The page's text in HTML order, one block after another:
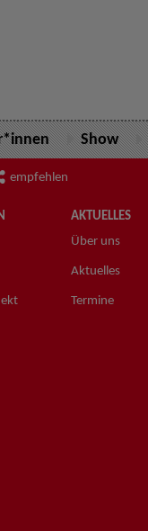
Show
empfehlen
AKTUELLES
Über uns
Aktuelles
Termine